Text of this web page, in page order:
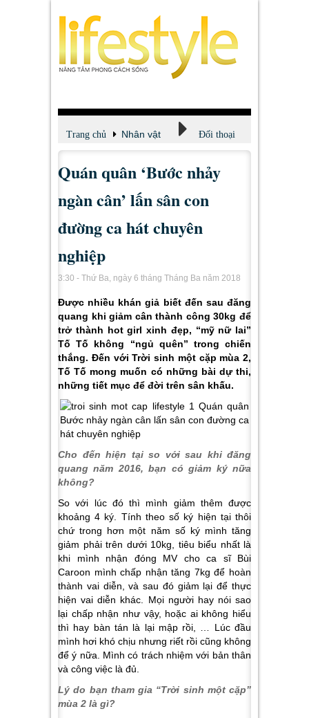
Trang chủ Nhân vật Đối thoại
Quán quân ‘Bước nhảy
ngàn cân’ lấn sân con
đường ca hát chuyên
nghiệp
3:30 - Thứ Ba, ngày 6 tháng Tháng Ba năm 2018
Được nhiều khán giả biết đến sau đăng
quang khi giảm cân thành công 30kg để
trở thành hot girl xinh đẹp, “mỹ nữ lai”
Tố Tố không “ngủ quên” trong chiến
thắng. Đến với Trời sinh một cặp mùa 2,
Tố Tố mong muốn có những bài dự thi,
những tiết mục để đời trên sân khấu.
Cho đến hiện tại so với sau khi đăng
quang năm 2016, bạn có giảm ký nữa
không?
So với lúc đó thì mình giảm thêm được
khoảng 4 ký. Tính theo số ký hiện tại thôi
chứ trong hơn một năm số ký mình tăng
giảm phải trên dưới 10kg, tiêu biểu nhất là
khi mình nhận đóng MV cho ca sĩ Bùi
Caroon mình chấp nhận tăng 7kg để hoàn
thành vai diễn, và sau đó giảm lại để thực
hiện vai diễn khác. Mọi người hay nói sao
lại chấp nhận như vậy, hoặc ai không hiểu
thì hay bàn tán là lại mập rồi, … Lúc đầu
mình hơi khó chịu nhưng riết rồi cũng không
để ý nữa. Mình có trách nhiệm với bản thân
và công việc là đủ.
Lý do bạn tham gia “Trời sinh một cặp”
mùa 2 là gì?